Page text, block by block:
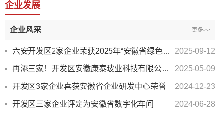
企业发展
企业风采 更多>>
六安开发区2家企业荣获2025年“安徽省绿色工厂”称号 2025-09-12
再添三家！开发区安徽康泰玻业科技有限公司、安徽恒信通智能科技股份有限公司 等企业荣获省级... 2025-05-09
开发区3家企业喜获安徽省企业研发中心荣誉 2024-12-23
开发区三家企业评定为安徽省数字化车间 2024-06-28